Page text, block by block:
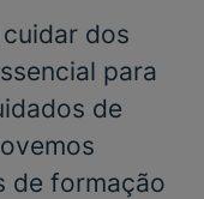
dos
para
de
de formação